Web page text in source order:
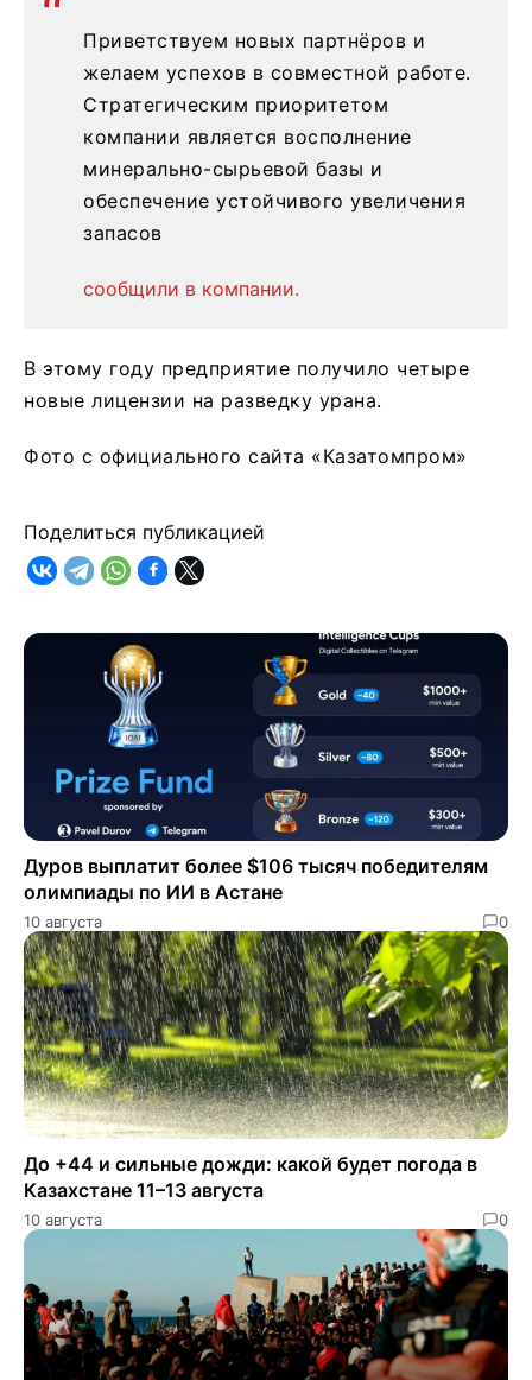
Приветствуем новых партнёров и
желаем успехов в совместной работе.
Стратегическим приоритетом
компании является восполнение
минерально-сырьевой базы и
обеспечение устойчивого увеличения
запасов
сообщили в компании.
В этому году предприятие получило четыре
новые лицензии на разведку урана.
Фото с официального сайта «Казатомпром»
Поделиться публикацией
Дуров выплатит более $106 тысяч победителям
олимпиады по ИИ в Астане
10 августа 0
До +44 и сильные дожди: какой будет погода в
Казахстане 11–13 августа
10 августа 0